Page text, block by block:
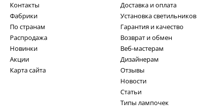
Контакты
Фабрики
По странам
Распродажа
Новинки
Акции
Карта сайта
Доставка и оплата
Установка светильников
Гарантия и качество
Возврат и обмен
Веб-мастерам
Дизайнерам
Отзывы
Новости
Статьи
Типы лампочек